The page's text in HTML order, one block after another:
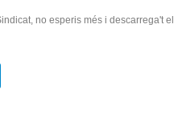
no esperis més i descarrega't el